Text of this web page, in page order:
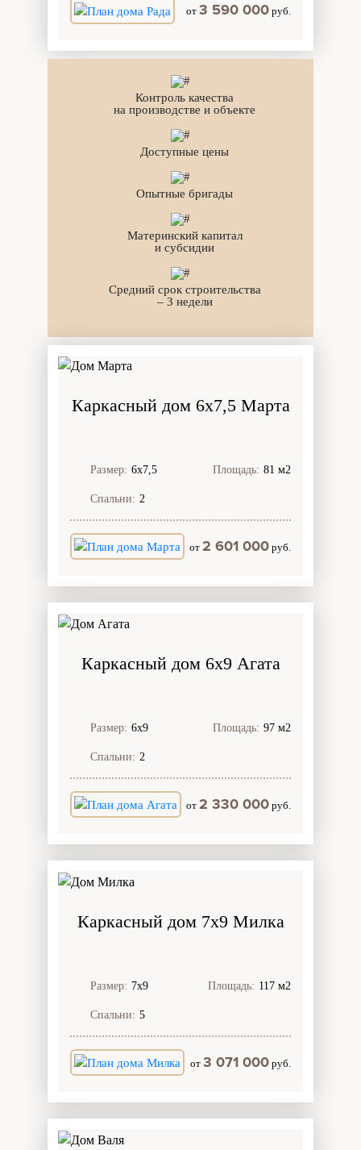
от 3 590 000 руб.
Контроль качества
на производстве и объекте
Доступные цены
Опытные бригады
Материнский капитал
и субсидии
Средний срок строительства
– 3 недели
Каркасный дом 6х7,5 Марта
Размер: 6х7,5 Площадь: 81 м2
Спальни: 2
от 2 601 000 руб.
Каркасный дом 6х9 Агата
Размер: 6х9 Площадь: 97 м2
Спальни: 2
от 2 330 000 руб.
Каркасный дом 7х9 Милка
Размер: 7х9 Площадь: 117 м2
Спальни: 5
от 3 071 000 руб.